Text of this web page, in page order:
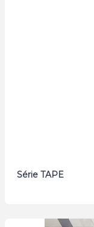
Série TAPE